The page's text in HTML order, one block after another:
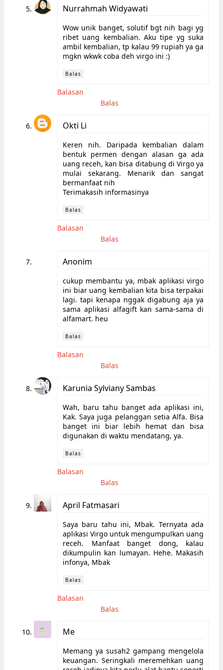
Nurrahmah Widyawati
Wow unik banget, solutif bgt nih bagi yg
ribet uang kembalian. Aku tipe yg suka
ambil kembalian, tp kalau 99 rupiah ya ga
mgkn wkwk coba deh virgo ini :)
Balas
Balasan
Balas
Okti Li
Keren nih. Daripada kembalian dalam
bentuk permen dengan alasan ga ada
uang receh, kan bisa ditabung di Virgo ya
mulai sekarang. Menarik dan sangat
bermanfaat nih
Terimakasih informasinya
Balas
Balasan
Balas
Anonim
cukup membantu ya, mbak aplikasi virgo
ini biar uang kembalian kita bisa terpakai
lagi. tapi kenapa nggak digabung aja ya
sama aplikasi alfagift kan sama-sama di
alfamart. heu
Balas
Balasan
Balas
Karunia Sylviany Sambas
Wah, baru tahu banget ada aplikasi ini,
Kak. Saya juga pelanggan setia Alfa. Bisa
banget ini biar lebih hemat dan bisa
digunakan di waktu mendatang, ya.
Balas
Balasan
Balas
April Fatmasari
Saya baru tahu ini, Mbak. Ternyata ada
aplikasi Virgo untuk mengumpulkan uang
receh. Manfaat banget dong, kalau
dikumpulin kan lumayan. Hehe. Makasih
infonya, Mbak
Balas
Balasan
Balas
Me
Memang ya susah2 gampang mengelola
keuangan. Seringkali meremehkan uang